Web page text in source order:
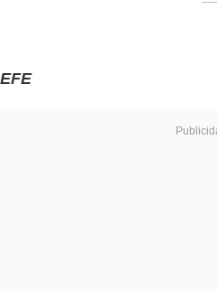
EFE